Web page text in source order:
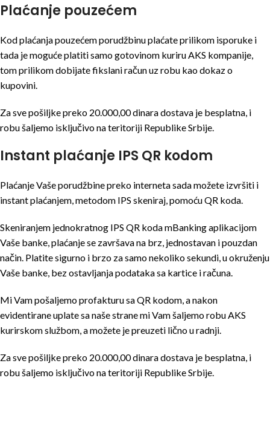
Plaćanje pouzećem
Kod plaćanja pouzećem porudžbinu plaćate prilikom isporuke i
tada je moguće platiti samo gotovinom kuriru AKS kompanije,
tom prilikom dobijate fikslani račun uz robu kao dokaz o
kupovini.
Za sve pošiljke preko 20.000,00 dinara dostava je besplatna, i
robu šaljemo isključivo na teritoriji Republike Srbije.
Instant plaćanje IPS QR kodom
Plaćanje Vaše porudžbine preko interneta sada možete izvršiti i
instant plaćanjem, metodom IPS skeniraj, pomoću QR koda.
Skeniranjem jednokratnog IPS QR koda mBanking aplikacijom
Vaše banke, plaćanje se završava na brz, jednostavan i pouzdan
način. Platite sigurno i brzo za samo nekoliko sekundi, u okruženju
Vaše banke, bez ostavljanja podataka sa kartice i računa.
Mi Vam pošaljemo profakturu sa QR kodom, a nakon
evidentirane uplate sa naše strane mi Vam šaljemo robu AKS
kurirskom službom, a možete je preuzeti lično u radnji.
Za sve pošiljke preko 20.000,00 dinara dostava je besplatna, i
robu šaljemo isključivo na teritoriji Republike Srbije.